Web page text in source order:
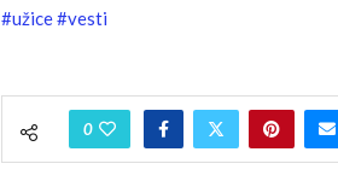
#užice#vesti
0